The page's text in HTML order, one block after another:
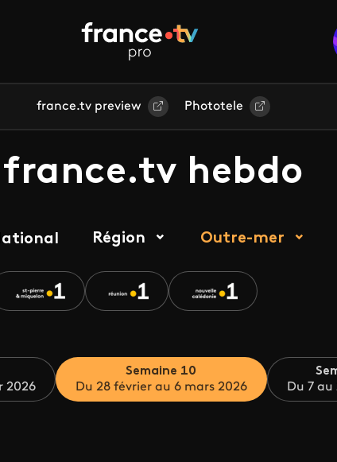
france.tv preview Phototele
france.tv hebdo
Région Outre-mer
2026
Semaine 10
Du 28 février au 6 mars 2026
Du 7 au